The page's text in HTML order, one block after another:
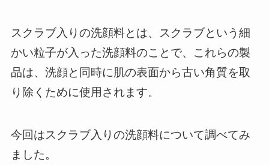
スクラブ入りの洗顔料とは、スクラブという細
かい粒子が入った洗顔料のことで、これらの製
品は、洗顔と同時に肌の表面から古い角質を取
り除くために使用されます。
今回はスクラブ入りの洗顔料について調べてみ
ました。